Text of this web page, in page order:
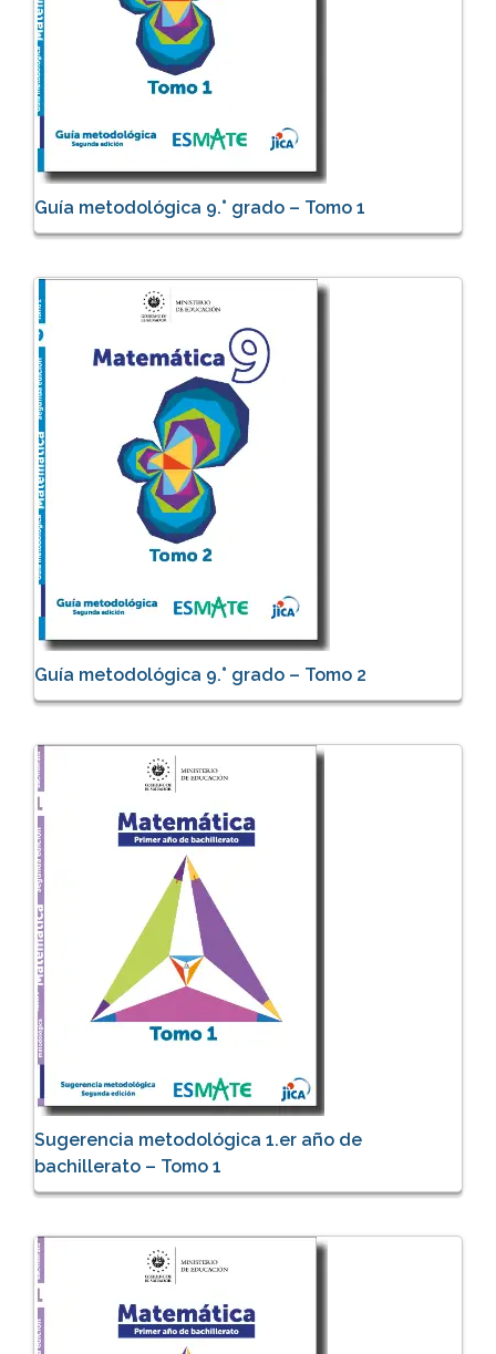
Guía metodológica 9.° grado – Tomo 1
Guía metodológica 9.° grado – Tomo 2
Sugerencia metodológica 1.er año de
bachillerato – Tomo 1